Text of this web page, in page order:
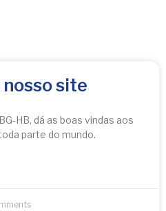
site
HB, dá as boas vindas aos
parte do mundo.